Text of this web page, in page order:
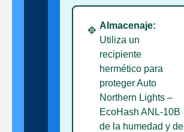
🔹 Almacenaje:
Utiliza un
recipiente
hermético para
proteger Auto
Northern Lights –
EcoHash ANL-10B
de la humedad y de